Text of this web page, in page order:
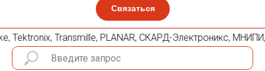
Связаться
Transmille, PLANAR, СКАРД-Электроникс, МНИПИ,